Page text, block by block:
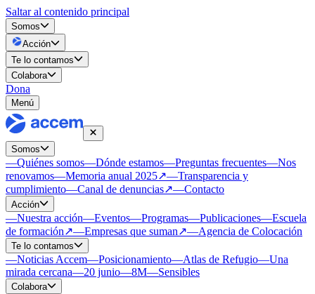
Saltar al contenido principal
Somos
Acción
Te lo contamos
Colabora
Dona
Menú
Somos
—Quiénes somos—Dónde estamos—Preguntas frecuentes—Nos
renovamos—Memoria anual 2025↗—Transparencia y
cumplimiento—Canal de denuncias↗—Contacto
Acción
—Nuestra acción—Eventos—Programas—Publicaciones—Escuela
de formación↗—Empresas que suman↗—Agencia de Colocación
Te lo contamos
—Noticias Accem—Posicionamiento—Atlas de Refugio—Una
mirada cercana—20 junio—8M—Sensibles
Colabora